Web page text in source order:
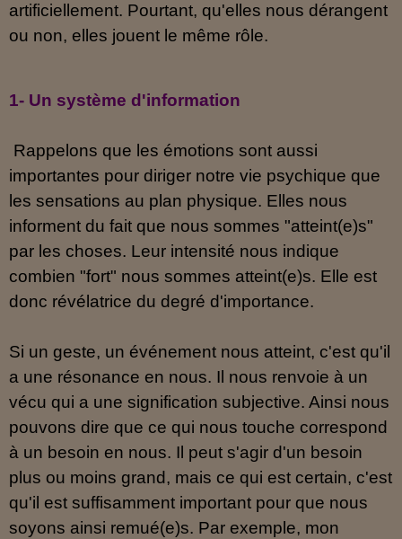
artificiellement. Pourtant, qu'elles nous dérangent
ou non, elles jouent le même rôle.
1- Un système d'information
Rappelons que les émotions sont aussi
importantes pour diriger notre vie psychique que
les sensations au plan physique. Elles nous
informent du fait que nous sommes "atteint(e)s"
par les choses. Leur intensité nous indique
combien "fort" nous sommes atteint(e)s. Elle est
donc révélatrice du degré d'importance.
Si un geste, un événement nous atteint, c'est qu'il
a une résonance en nous. Il nous renvoie à un
vécu qui a une signification subjective. Ainsi nous
pouvons dire que ce qui nous touche correspond
à un besoin en nous. Il peut s'agir d'un besoin
plus ou moins grand, mais ce qui est certain, c'est
qu'il est suffisamment important pour que nous
soyons ainsi remué(e)s. Par exemple, mon